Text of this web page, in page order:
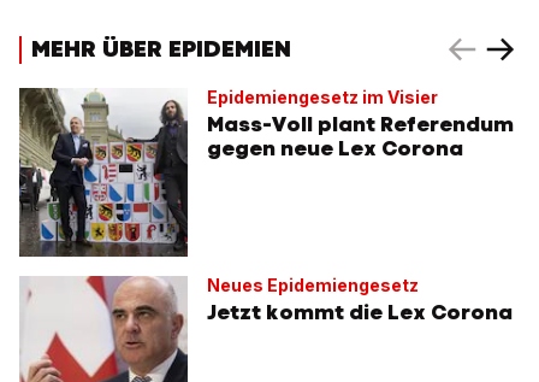
MEHR ÜBER EPIDEMIEN
Epidemiengesetz im Visier
Mass-Voll plant Referendum
gegen neue Lex Corona
Neues Epidemiengesetz
Jetzt kommt die Lex Corona